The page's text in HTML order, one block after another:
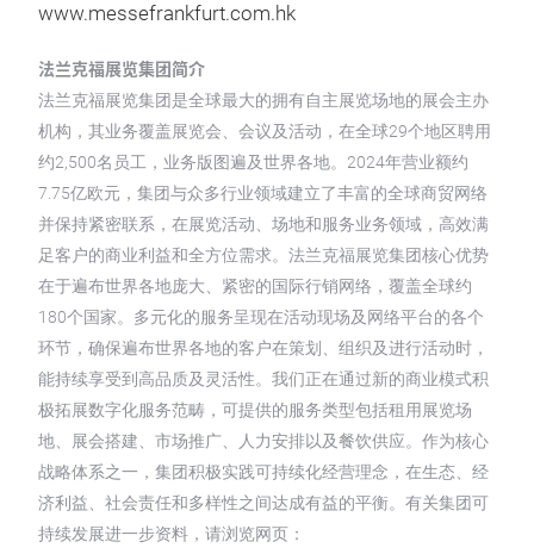
www.messefrankfurt.com.hk
法兰克福展览集团简介
法兰克福展览集团是全球最大的拥有自主展览场地的展会主办
机构，其业务覆盖展览会、会议及活动，在全球29个地区聘用
约2,500名员工，业务版图遍及世界各地。2024年营业额约
7.75亿欧元，集团与众多行业领域建立了丰富的全球商贸网络
并保持紧密联系，在展览活动、场地和服务业务领域，高效满
足客户的商业利益和全方位需求。法兰克福展览集团核心优势
在于遍布世界各地庞大、紧密的国际行销网络，覆盖全球约
180个国家。多元化的服务呈现在活动现场及网络平台的各个
环节，确保遍布世界各地的客户在策划、组织及进行活动时，
能持续享受到高品质及灵活性。我们正在通过新的商业模式积
极拓展数字化服务范畴，可提供的服务类型包括租用展览场
地、展会搭建、市场推广、人力安排以及餐饮供应。作为核心
战略体系之一，集团积极实践可持续化经营理念，在生态、经
济利益、社会责任和多样性之间达成有益的平衡。有关集团可
持续发展进一步资料，请浏览网页：